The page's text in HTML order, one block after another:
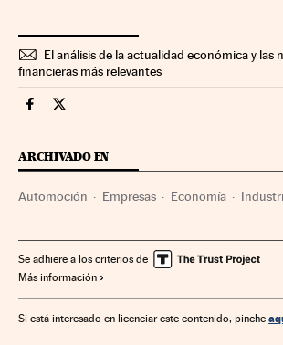
El análisis de la actualidad económica y las
financieras más relevantes
Companias Cinco Días en Facebook
Companias Cinco Días en Twitter
ARCHIVADO EN
Automoción Empresas Economía
Se adhiere a los criterios de
Más información
Si está interesado en licenciar este contenido, pinche